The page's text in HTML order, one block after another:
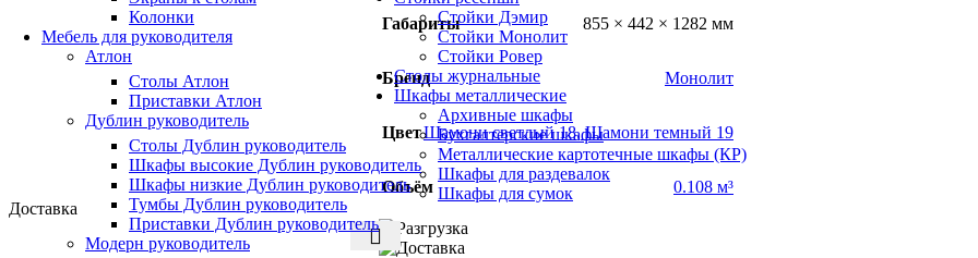
Стойки Дэмир
Стойки Монолит
Стойки Ровер
Столы журнальные
Шкафы металлические
Архивные шкафы
Бухгалтерские шкафы
Металлические картотечные шкафы (КР)
Шкафы для раздевалок
Шкафы для сумок
Колонки
Мебель для руководителя
Атлон
Столы Атлон
Приставки Атлон
Дублин руководитель
Столы Дублин руководитель
Шкафы высокие Дублин руководитель
Шкафы низкие Дублин руководитель
Тумбы Дублин руководитель
Приставки Дублин руководитель
Модерн руководитель
Габариты 855 × 442 × 1282 мм
Бренд Монолит
ЦветШамони светлый 18,Шамони темный 19
Объём
0.108 м³
Доставка